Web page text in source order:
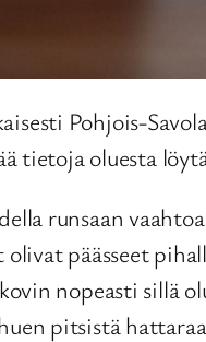
Pohjois-
tietoja oluesta
runsaan
päässeet
nopeasti sillä
pitsistä